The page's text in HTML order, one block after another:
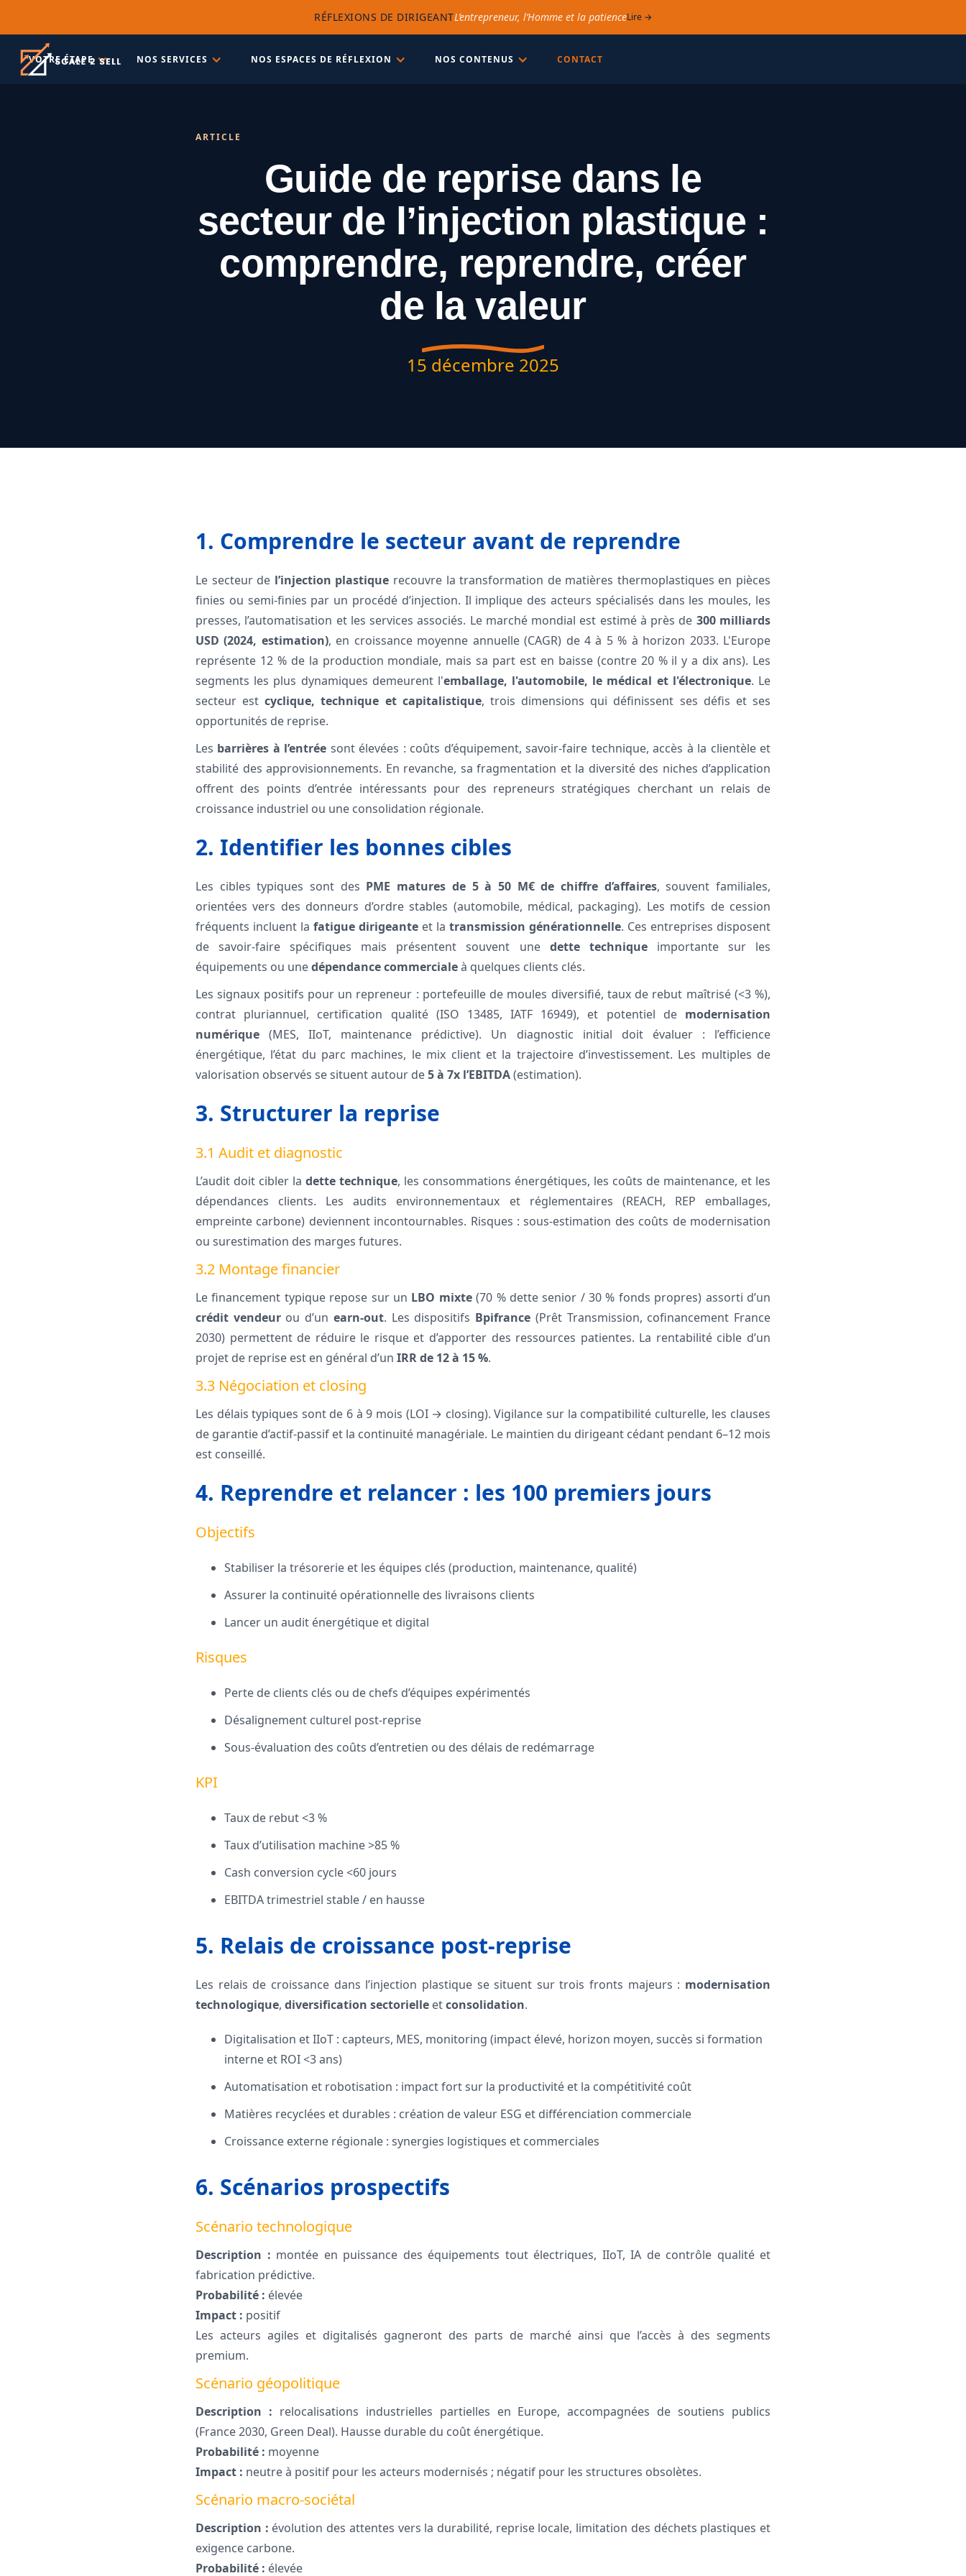
RÉFLEXIONS DE DIRIGEANTL’entrepreneur, l’Homme et la patienceLire →
VOTRE ÉTAPE NOS SERVICES NOS ESPACES DE RÉFLEXION NOS CONTENUS CONTACT
ARTICLE
Guide de reprise dans le
secteur de l’injection plastique :
comprendre, reprendre, créer
de la valeur
15 décembre 2025
1. Comprendre le secteur avant de reprendre
Le secteur de l’injection plastique recouvre la transformation de matières thermoplastiques en pièces
finies ou semi-finies par un procédé d’injection. Il implique des acteurs spécialisés dans les moules, les
presses, l’automatisation et les services associés. Le marché mondial est estimé à près de 300 milliards
USD (2024, estimation), en croissance moyenne annuelle (CAGR) de 4 à 5 % à horizon 2033. L'Europe
représente 12 % de la production mondiale, mais sa part est en baisse (contre 20 % il y a dix ans). Les
segments les plus dynamiques demeurent l'emballage, l'automobile, le médical et l'électronique. Le
secteur estcyclique, technique et capitalistique, trois dimensions qui définissent ses défis et ses
opportunités de reprise.
Les barrières à l’entrée sont élevées : coûts d’équipement, savoir-faire technique, accès à la clientèle et
stabilité des approvisionnements. En revanche, sa fragmentation et la diversité des niches d’application
offrent des points d’entrée intéressants pour des repreneurs stratégiques cherchant un relais de
croissance industriel ou une consolidation régionale.
2. Identifier les bonnes cibles
Les cibles typiques sont des PME matures de 5 à 50 M€ de chiffre d’affaires, souvent familiales,
orientées vers des donneurs d’ordre stables (automobile, médical, packaging). Les motifs de cession
fréquents incluent la fatigue dirigeante et la transmission générationnelle. Ces entreprises disposent
de savoir-faire spécifiques mais présentent souvent une dette techniqueimportante sur les
équipements ou unedépendance commercialeà quelques clients clés.
Les signaux positifs pour un repreneur : portefeuille de moules diversifié, taux de rebut maîtrisé (<3 %),
contrat pluriannuel, certification qualité (ISO 13485, IATF 16949), et potentiel de modernisation
numérique (MES, IIoT, maintenance prédictive). Un diagnostic initial doit évaluer : l’efficience
énergétique, l’état du parc machines, le mix client et la trajectoire d’investissement. Les multiples de
valorisation observés se situent autour de5 à 7x l’EBITDA(estimation).
3. Structurer la reprise
3.1 Audit et diagnostic
L’audit doit cibler la dette technique, les consommations énergétiques, les coûts de maintenance, et les
dépendances clients. Les audits environnementaux et réglementaires (REACH, REP emballages,
empreinte carbone) deviennent incontournables. Risques : sous-estimation des coûts de modernisation
ou surestimation des marges futures.
3.2 Montage financier
Le financement typique repose sur un LBO mixte(70 % dette senior / 30 % fonds propres) assorti d’un
crédit vendeurou d’un earn-out. Les dispositifs Bpifrance (Prêt Transmission, cofinancement France
2030) permettent de réduire le risque et d’apporter des ressources patientes. La rentabilité cible d’un
projet de reprise est en général d’un IRR de 12 à 15 %.
3.3 Négociation et closing
Les délais typiques sont de 6 à 9 mois (LOI → closing). Vigilance sur la compatibilité culturelle, les clauses
de garantie d’actif-passif et la continuité managériale. Le maintien du dirigeant cédant pendant 6–12 mois
est conseillé.
4. Reprendre et relancer : les 100 premiers jours
Objectifs
Stabiliser la trésorerie et les équipes clés (production, maintenance, qualité)
Assurer la continuité opérationnelle des livraisons clients
Lancer un audit énergétique et digital
Risques
Perte de clients clés ou de chefs d’équipes expérimentés
Désalignement culturel post-reprise
Sous-évaluation des coûts d’entretien ou des délais de redémarrage
KPI
Taux de rebut <3 %
Taux d’utilisation machine >85 %
Cash conversion cycle <60 jours
EBITDA trimestriel stable / en hausse
5. Relais de croissance post-reprise
Les relais de croissance dans l’injection plastique se situent sur trois fronts majeurs : modernisation
technologique, diversification sectorielle etconsolidation.
Digitalisation et IIoT : capteurs, MES, monitoring (impact élevé, horizon moyen, succès si formation
interne et ROI <3 ans)
Automatisation et robotisation : impact fort sur la productivité et la compétitivité coût
Matières recyclées et durables : création de valeur ESG et différenciation commerciale
Croissance externe régionale : synergies logistiques et commerciales
6. Scénarios prospectifs
Scénario technologique
Description : montée en puissance des équipements tout électriques, IIoT, IA de contrôle qualité et
fabrication prédictive.
Probabilité : élevée
Impact : positif
Les acteurs agiles et digitalisés gagneront des parts de marché ainsi que l’accès à des segments
premium.
Scénario géopolitique
Description : relocalisations industrielles partielles en Europe, accompagnées de soutiens publics
(France 2030, Green Deal). Hausse durable du coût énergétique.
Probabilité : moyenne
Impact : neutre à positif pour les acteurs modernisés ; négatif pour les structures obsolètes.
Scénario macro-sociétal
Description : évolution des attentes vers la durabilité, reprise locale, limitation des déchets plastiques et
exigence carbone.
Probabilité : élevée